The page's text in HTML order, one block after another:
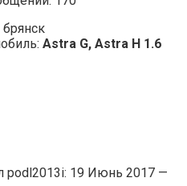
брянск
Astra G, Astra H 1.6
podl2013i: 19 Июнь 2017 —